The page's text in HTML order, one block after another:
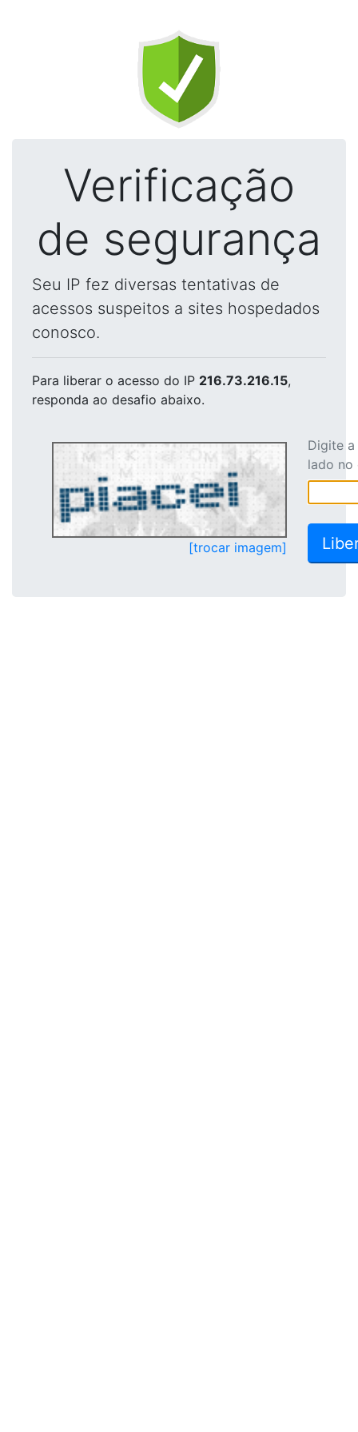
Verificação
de segurança
Seu IP fez diversas tentativas de
acessos suspeitos a sites hospedados
conosco.
Para liberar o acesso do IP 216.73.216.15,
responda ao desafio abaixo.
[trocar imagem]
Digite
lado no